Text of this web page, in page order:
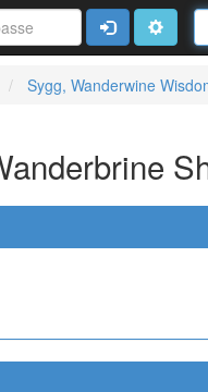
la
ConnexionAvancé
Sygg, Wanderwine